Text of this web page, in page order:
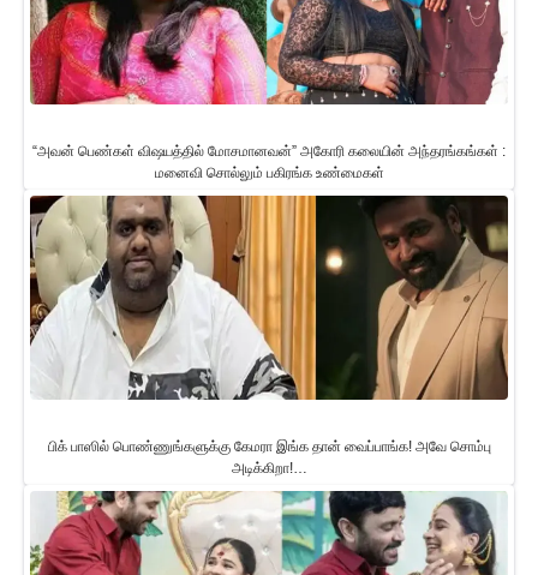
“அவன் பெண்கள் விஷயத்தில் மோசமானவன்” அகோரி கலையின் அந்தரங்கங்கள் :
மனைவி சொல்லும் பகிரங்க உண்மைகள்
பிக் பாஸில் பொண்ணுங்களுக்கு கேமரா இங்க தான் வைப்பாங்க! அவே சொம்பு
அடிக்கிறா!…